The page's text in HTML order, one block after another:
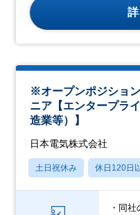
※オープンポジショ
ニア【エンタープラ
造業等）】
日本電気株式会社
土日祝休み 休日120日
・同